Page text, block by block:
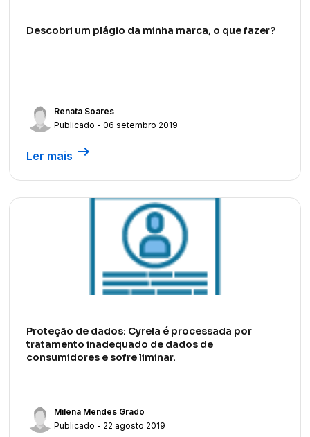
Descobri um plágio da minha marca, o que fazer?
Renata Soares
Publicado - 06 setembro 2019
Ler mais arrow_right_alt
Proteção de dados: Cyrela é processada por
tratamento inadequado de dados de
consumidores e sofre liminar.
Milena Mendes Grado
Publicado - 22 agosto 2019